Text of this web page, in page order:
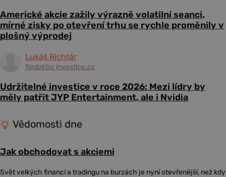
Americké akcie zažily výrazně volatilní seanci,
mírné zisky po otevření trhu se rychle proměnily v
plošný výprodej
Lukáš Richtár
Redaktor investice.cz
Udržitelné investice v roce 2026: Mezi lídry by
měly patřit JYP Entertainment, ale i Nvidia
Vědomosti dne
Jak obchodovat s akciemi
Svět velkých financí a tradingu na burzách je nyní otevřenější, než kdy